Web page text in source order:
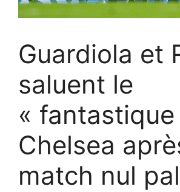
Guardiola et
saluent le
« fantastique
Chelsea
match nul